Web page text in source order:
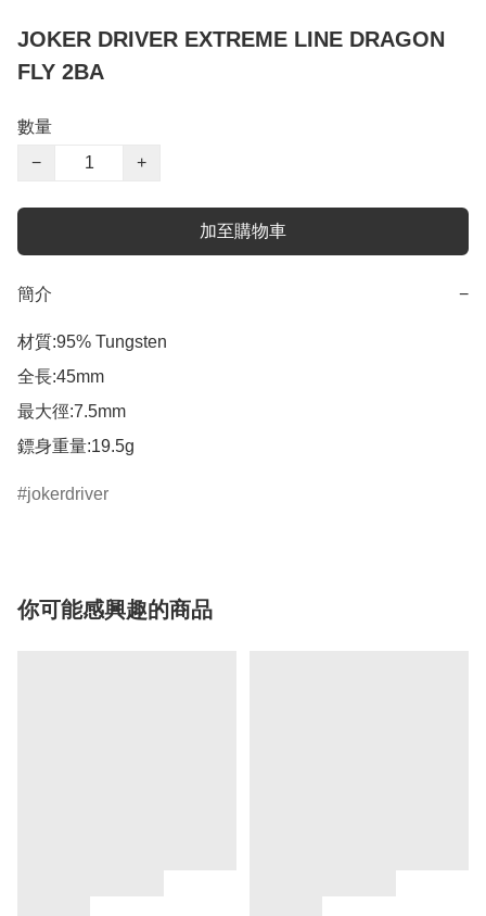
JOKER DRIVER EXTREME LINE DRAGON
FLY 2BA
數量
−
+
加至購物車
簡介 −
材質:95% Tungsten
全長:45mm
最大徑:7.5mm
鏢身重量:19.5g
jokerdriver
你可能感興趣的商品